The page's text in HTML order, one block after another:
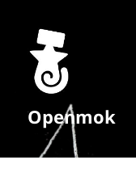
Openmok